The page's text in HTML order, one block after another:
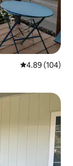
คะแนนเฉลี่ย
4.89 (104)